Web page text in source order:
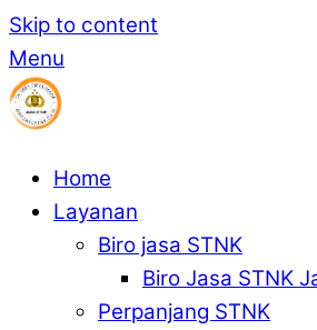
Skip to content
Menu
Home
Layanan
Biro jasa STNK
Biro Jasa STNK
Perpanjang STNK